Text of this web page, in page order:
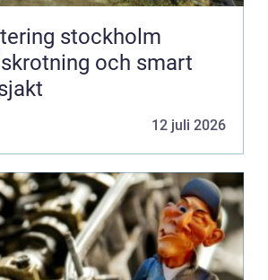
stockholm
och smart
12 juli 2026